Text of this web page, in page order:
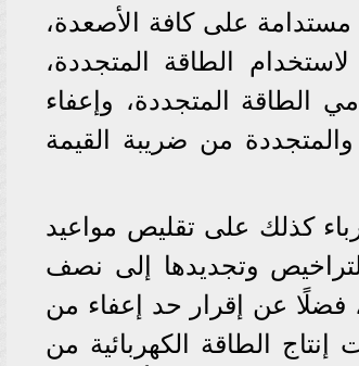
على كافة الأصعدة،
الطاقة المتجددة،
الطاقة المتجددة، وإعفاء
من ضريبة القيمة
كذلك على تقليص مواعيد
وتجديدها إلى نصف
فضلًا عن إقرار حد إعفاء من
الطاقة الكهربائية من